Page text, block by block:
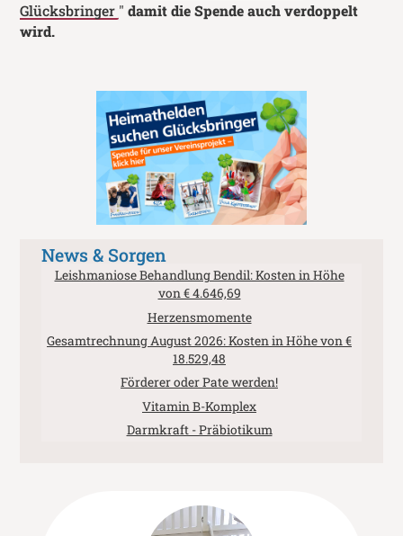
Glücksbringer " damit die Spende auch verdoppelt
wird.
News & Sorgen
Leishmaniose Behandlung Bendil: Kosten in Höhe
von € 4.646,69
Herzensmomente
Gesamtrechnung August 2026: Kosten in Höhe von €
18.529,48
Förderer oder Pate werden!
Vitamin B-Komplex
Darmkraft - Präbiotikum